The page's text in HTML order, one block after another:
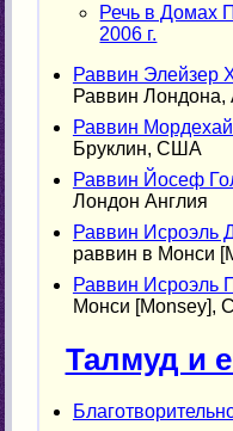
Речь в Домах
2006 г.
Раввин Элейзер
Раввин Лондона,
Раввин
Бруклин, США
Раввин Йосеф
Лондон Англия
Раввин Исроэль
раввин в Монси
Раввин Исроэль
Монси [Monsey],
Талмуд и